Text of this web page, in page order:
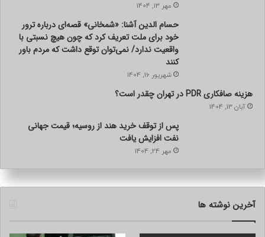
مهر 13, 1404
حسام الدین آشنا: «شمخانی» قصه‌ای درباره ترور
خود برای ملت تعریف کرد که چون هیچ نسبتی با
واقعیت ندارد/ نمی‌توان توقع داشت که مردم باور
کنند
شهریور 16, 1404
هزینه صافکاری PDR در تهران چقدر است؟
آبان 13, 1404
پس از توقف خرید هند از روسیه؛ قیمت جهانی
نفت افزایش یافت
مهر 24, 1404
آخرین نوشته ها